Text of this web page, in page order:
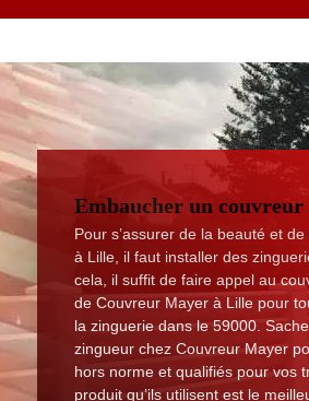
Embaucher un
Pour s’assurer de la beauté et
à Lille, il faut installer des
cela, il suffit de faire appel au
de Couvreur Mayer à Lille pour
la zinguerie dans le 59000.
zingueur chez Couvreur Mayer
hors norme et qualifiés pour vos
produit qu’ils utilisent est le